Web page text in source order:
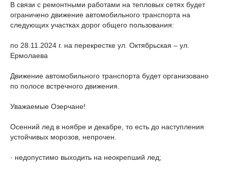
В связи с ремонтными работами на тепловых сетях будет
ограничено движение автомобильного транспорта на
следующих участках дорог общего пользования:
по 28.11.2024 г. на перекрестке ул. Октябрьская – ул.
Ермолаева
Движение автомобильного транспорта будет организовано
по полосе встречного движения.
Уважаемые Озерчане!
Осенний лед в ноябре и декабре, то есть до наступления
устойчивых морозов, непрочен.
· недопустимо выходить на неокрепший лед;